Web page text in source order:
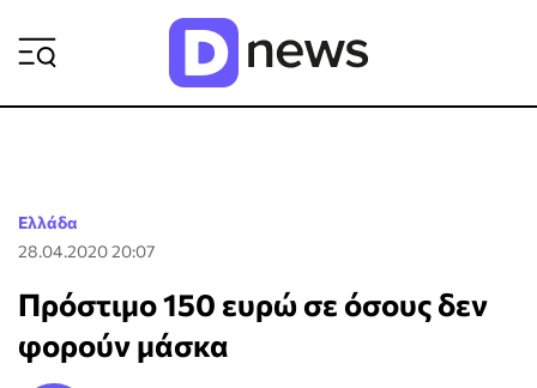
Ελλάδα
28.04.2020 20:07
Πρόστιμο 150 ευρώ σε όσους δεν
φορούν μάσκα